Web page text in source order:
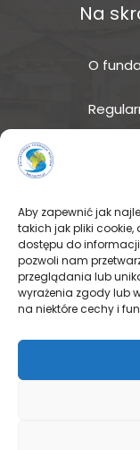
Aby zapewnić jak
takich jak pliki
dostępu do
pozwoli nam
przeglądania lub
wyrażenia zgody lub
na niektóre cechy i
Na
O
©